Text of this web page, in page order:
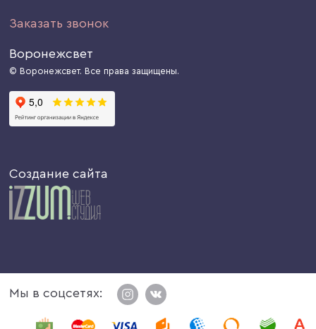
Заказать звонок
Воронежсвет
© Воронежсвет. Все права защищены.
Создание сайта
Мы в соцсетях: